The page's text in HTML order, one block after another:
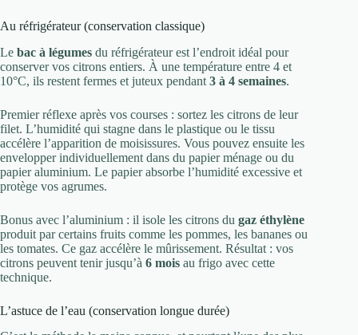
Au réfrigérateur (conservation classique)
Le bac à légumes du réfrigérateur est l’endroit idéal pour
conserver vos citrons entiers. À une température entre 4 et
10°C, ils restent fermes et juteux pendant 3 à 4 semaines.
Premier réflexe après vos courses : sortez les citrons de leur
filet. L’humidité qui stagne dans le plastique ou le tissu
accélère l’apparition de moisissures. Vous pouvez ensuite les
envelopper individuellement dans du papier ménage ou du
papier aluminium. Le papier absorbe l’humidité excessive et
protège vos agrumes.
Bonus avec l’aluminium : il isole les citrons du gaz éthylène
produit par certains fruits comme les pommes, les bananes ou
les tomates. Ce gaz accélère le mûrissement. Résultat : vos
citrons peuvent tenir jusqu’à 6 mois au frigo avec cette
technique.
L’astuce de l’eau (conservation longue durée)